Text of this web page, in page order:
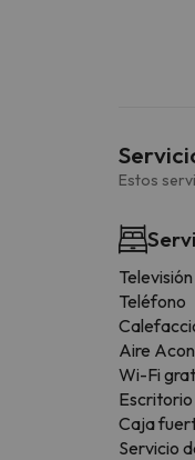
Estos
Televisión
Teléfono
Aire
Wi-Fi
Escritorio
Caja
Servicio